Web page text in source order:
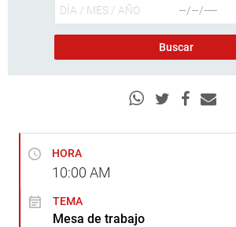
HORA
10:00 AM
TEMA
Mesa de trabajo